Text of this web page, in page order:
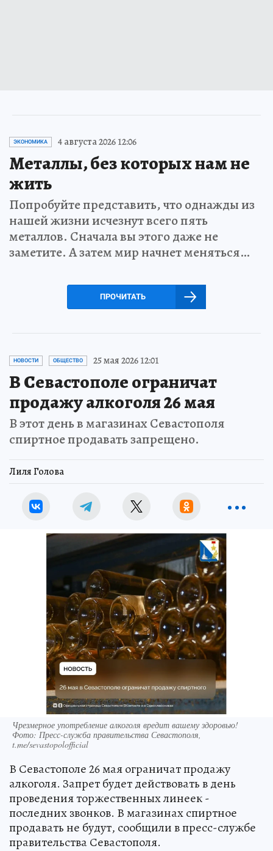
ЭКОНОМИКА 4 августа 2026 12:06
Металлы, без которых нам не
жить
Попробуйте представить, что однажды из
нашей жизни исчезнут всего пять
металлов. Сначала вы этого даже не
заметите. А затем мир начнет меняться…
ПРОЧИТАТЬ
НОВОСТИ ОБЩЕСТВО 25 мая 2026 12:01
В Севастополе ограничат
продажу алкоголя 26 мая
В этот день в магазинах Севастополя
спиртное продавать запрещено.
Лиля Голова
Чрезмерное употребление алкоголя вредит вашему здоровью!
Фото: Пресс-служба правительства Севастополя,
t.me/sevastopolofficial
В Севастополе 26 мая ограничат продажу
алкоголя. Запрет будет действовать в день
проведения торжественных линеек -
последних звонков. В магазинах спиртное
продавать не будут, сообщили в пресс-службе
правительства Севастополя.